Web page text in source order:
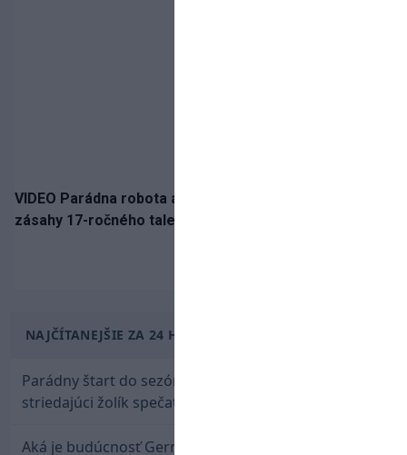
VIDEO Parádna robota a gól v oslabení! Pozrite si oba
zásahy 17-ročného talentu Rychlíka proti USA
NAJČÍTANEJŠIE ZA 24 HODÍN
Parádny štart do sezóny: Rýchlik Boženík ako
striedajúci žolík spečatil postup Stoke
Aká je budúcnosť Gernáta a Pánika? Rusi špekulujú